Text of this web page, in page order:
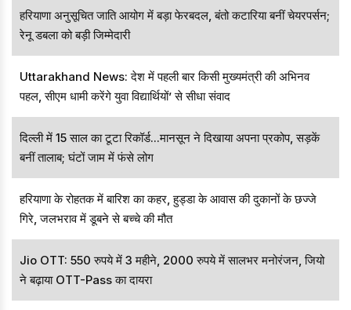
हरियाणा अनुसूचित जाति आयोग में बड़ा फेरबदल, बंतो कटारिया बनीं चेयरपर्सन;
रेनू डबला को बड़ी जिम्मेदारी
Uttarakhand News: देश में पहली बार किसी मुख्यमंत्री की अभिनव
पहल, सीएम धामी करेंगे युवा विद्यार्थियों’ से सीधा संवाद
दिल्ली में 15 साल का टूटा रिकॉर्ड...मानसून ने दिखाया अपना प्रकोप, सड़कें
बनीं तालाब; घंटों जाम में फंसे लोग
हरियाणा के रोहतक में बारिश का कहर, हुड्डा के आवास की दुकानों के छज्जे
गिरे, जलभराव में डूबने से बच्चे की मौत
Jio OTT: 550 रुपये में 3 महीने, 2000 रुपये में सालभर मनोरंजन, जियो
ने बढ़ाया OTT-Pass का दायरा